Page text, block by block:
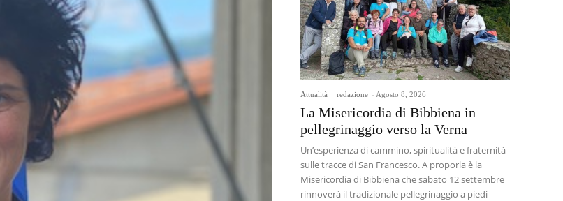
Attualità redazione - Agosto 8, 2026
La Misericordia di Bibbiena in
pellegrinaggio verso la Verna
Un’esperienza di cammino, spiritualità e fraternità
sulle tracce di San Francesco. A proporla è la
Misericordia di Bibbiena che sabato 12 settembre
rinnoverà il tradizionale pellegrinaggio a piedi